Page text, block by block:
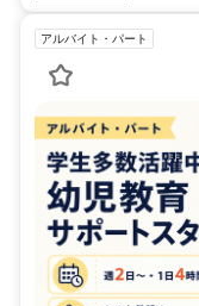
アルバイト・パート